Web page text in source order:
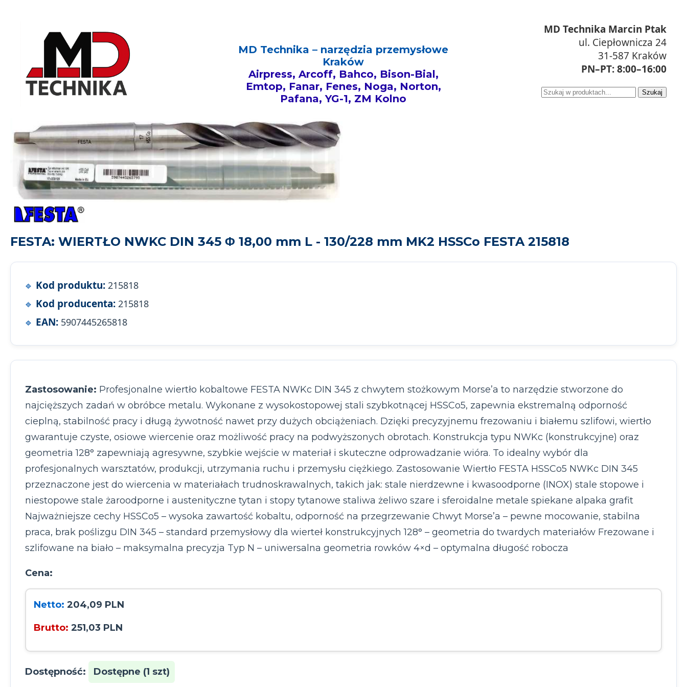
MD Technika – narzędzia przemysłowe
Kraków
Airpress, Arcoff, Bahco, Bison-Bial,
Emtop, Fanar, Fenes, Noga, Norton,
Pafana, YG-1, ZM Kolno
MD Technika Marcin Ptak
ul. Ciepłownicza 24
31-587 Kraków
PN–PT: 8:00–16:00
Szukaj
FESTA: WIERTŁO NWKC DIN 345 Φ 18,00 mm L - 130/228 mm MK2 HSSCo FESTA 215818
Kod produktu: 215818
Kod producenta: 215818
EAN: 5907445265818
Zastosowanie: Profesjonalne wiertło kobaltowe FESTA NWKc DIN 345 z chwytem stożkowym Morse’a to narzędzie stworzone do
najcięższych zadań w obróbce metalu. Wykonane z wysokostopowej stali szybkotnącej HSSCo5, zapewnia ekstremalną odporność
cieplną, stabilność pracy i długą żywotność nawet przy dużych obciążeniach. Dzięki precyzyjnemu frezowaniu i białemu szlifowi, wiertło
gwarantuje czyste, osiowe wiercenie oraz możliwość pracy na podwyższonych obrotach. Konstrukcja typu NWKc (konstrukcyjne) oraz
geometria 128° zapewniają agresywne, szybkie wejście w materiał i skuteczne odprowadzanie wióra. To idealny wybór dla
profesjonalnych warsztatów, produkcji, utrzymania ruchu i przemysłu ciężkiego. Zastosowanie Wiertło FESTA HSSCo5 NWKc DIN 345
przeznaczone jest do wiercenia w materiałach trudnoskrawalnych, takich jak: stale nierdzewne i kwasoodporne (INOX) stale stopowe i
niestopowe stale żaroodporne i austenityczne tytan i stopy tytanowe staliwa żeliwo szare i sferoidalne metale spiekane alpaka grafit
Najważniejsze cechy HSSCo5 – wysoka zawartość kobaltu, odporność na przegrzewanie Chwyt Morse’a – pewne mocowanie, stabilna
praca, brak poślizgu DIN 345 – standard przemysłowy dla wierteł konstrukcyjnych 128° – geometria do twardych materiałów Frezowane i
szlifowane na biało – maksymalna precyzja Typ N – uniwersalna geometria rowków 4×d – optymalna długość robocza
Cena:
Netto: 204,09 PLN
Brutto: 251,03 PLN
Dostępność: Dostępne (1 szt)